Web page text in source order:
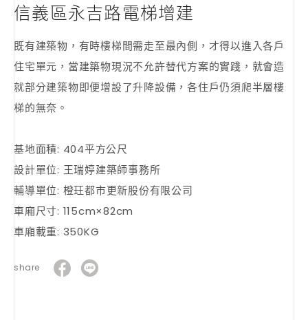
信義區永吉路電梯增建
既有建築物，有時樓梯間需走至最內側，才得以進入各戶
住宅單元，當建築物現況不允許替代方案的實踐，就會造
就部分建築物即便增設了升降設備，各住戶仍須爬半層樓
梯的無奈。
基地面積: 404平方公尺
設計單位: 王瑞婷建築師事務所
輔導單位: 橙玨都市更新股份有限公司
車廂尺寸: 115cm×82cm
車廂載重: 350KG
share